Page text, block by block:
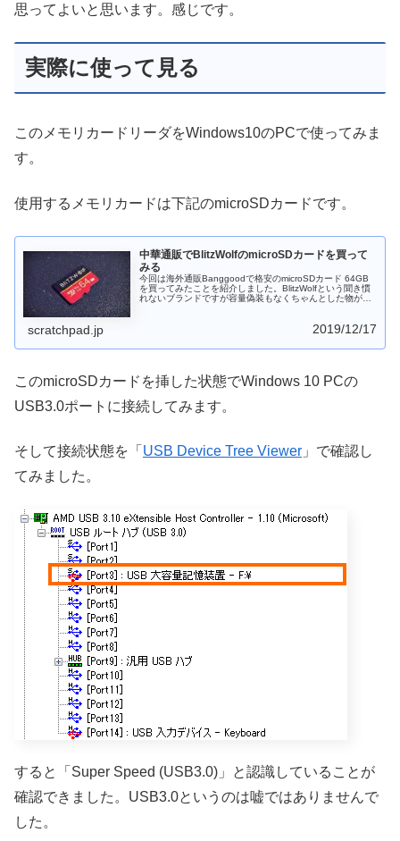
思ってよいと思います。感じです。
実際に使って見る
このメモリカードリーダをWindows10のPCで使ってみま
す。
使用するメモリカードは下記のmicroSDカードです。
中華通販でBlitzWolfのmicroSDカードを買って
みる
今回は海外通販Banggoodで格安のmicroSDカード 64GB
を買ってみたことを紹介しました。BlitzWolfという聞き慣
れないブランドですが容量偽装もなくちゃんとした物が届
す。何か買うときについでに注文するのも良いでしょう。
scratchpad.jp 2019/12/17
このmicroSDカードを挿した状態でWindows 10 PCの
USB3.0ポートに接続してみます。
そして接続状態を「 USB Device Tree Viewer 」で確認し
てみました。
すると「Super Speed (USB3.0)」と認識していることが
確認できました。USB3.0というのは嘘ではありませんで
した。